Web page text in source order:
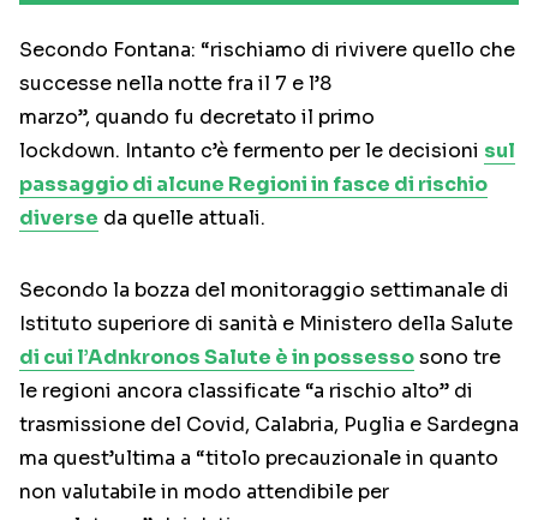
Secondo Fontana: “rischiamo di rivivere quello che
successe nella notte fra il 7 e l’8
marzo”, quando fu decretato il primo
lockdown. Intanto c’è fermento per le decisioni sul
passaggio di alcune Regioni in fasce di rischio
diverse da quelle attuali.
Secondo la bozza del monitoraggio settimanale di
Istituto superiore di sanità e Ministero della Salute
di cui l’Adnkronos Salute è in possessosono tre
le regioni ancora classificate “a rischio alto” di
trasmissione del Covid, Calabria, Puglia e Sardegna
ma quest’ultima a “titolo precauzionale in quanto
non valutabile in modo attendibile per